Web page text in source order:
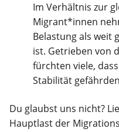
Im Verhältnis zur
Migrant*innen
Belastung als weit
ist. Getrieben von
fürchten viele,
Stabilität
Du glaubst uns nicht?
Hauptlast der